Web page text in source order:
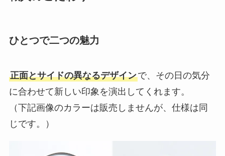
ひとつで二つの魅力
正面とサイドの異なるデザインで、その日の気分
に合わせて新しい印象を演出してくれます。
（下記画像のカラーは販売しませんが、仕様は同
じです。）